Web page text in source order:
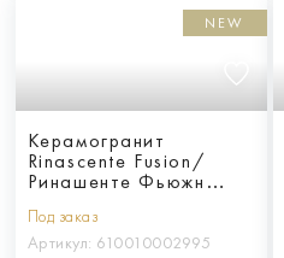
NEW
Керамогранит
Rinascente Fusion/
Ринашенте Фьюжн
Под заказ
Артикул: 610010002995